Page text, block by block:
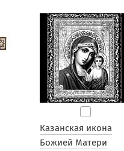
Казанская икона
Божией Матери